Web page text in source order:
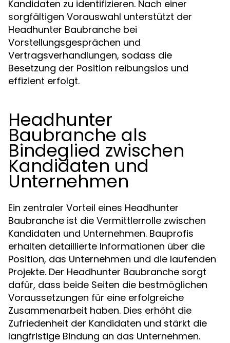
Kandidaten zu identifizieren. Nach einer
sorgfältigen Vorauswahl unterstützt der
Headhunter Baubranche bei
Vorstellungsgesprächen und
Vertragsverhandlungen, sodass die
Besetzung der Position reibungslos und
effizient erfolgt.
Headhunter
Baubranche als
Bindeglied zwischen
Kandidaten und
Unternehmen
Ein zentraler Vorteil eines Headhunter
Baubranche ist die Vermittlerrolle zwischen
Kandidaten und Unternehmen. Bauprofis
erhalten detaillierte Informationen über die
Position, das Unternehmen und die laufenden
Projekte. Der Headhunter Baubranche sorgt
dafür, dass beide Seiten die bestmöglichen
Voraussetzungen für eine erfolgreiche
Zusammenarbeit haben. Dies erhöht die
Zufriedenheit der Kandidaten und stärkt die
langfristige Bindung an das Unternehmen.